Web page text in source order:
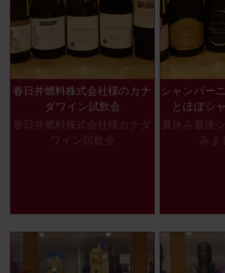
春日井燃料株式会社様のカナ
ダワイン試飲会
春日井燃料株式会社様カナダ
ワイン試飲会
シャンパー
とほぼシ
夏休み最後
みま